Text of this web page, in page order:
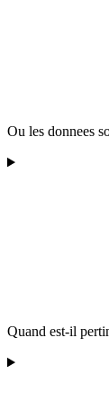
Ou les donnees
Quand est-il